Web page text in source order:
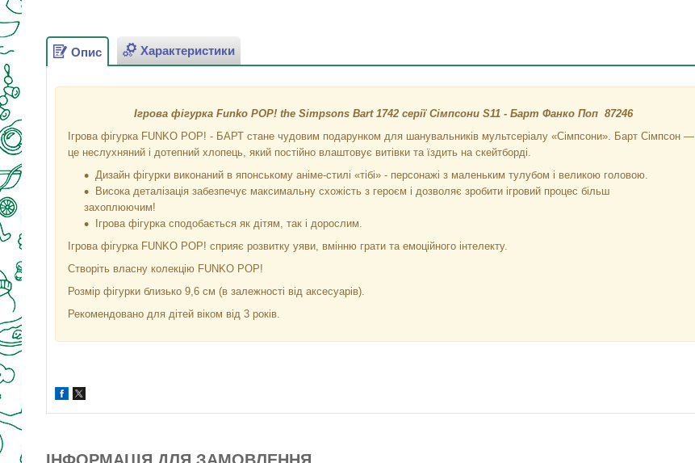
Опис Характеристики
Ігрова фігурка Funko POP! the Simpsons Bart 1742 серії Сімпсони S11 - Барт Фанко Поп 87246
Ігрова фігурка FUNKO POP! - БАРТ стане чудовим подарунком для шанувальників мультсеріалу «Сімпсони». Барт Сімпсон —
це неслухняний і дотепний хлопець, який постійно влаштовує витівки та їздить на скейтборді.
Дизайн фігурки виконаний в японському аніме-стилі «тібі» - персонажі з маленьким тулубом і великою головою.
Висока деталізація забезпечує максимальну схожість з героєм і дозволяє зробити ігровий процес більш
захоплюючим!
Ігрова фігурка сподобається як дітям, так і дорослим.
Ігрова фігурка FUNKO POP! сприяє розвитку уяви, вмінню грати та емоційного інтелекту.
Створіть власну колекцію FUNKO POP!
Розмір фігурки близько 9,6 см (в залежності від аксесуарів).
Рекомендовано для дітей віком від 3 років.
ІНФОРМАЦІЯ ДЛЯ ЗАМОВЛЕННЯ